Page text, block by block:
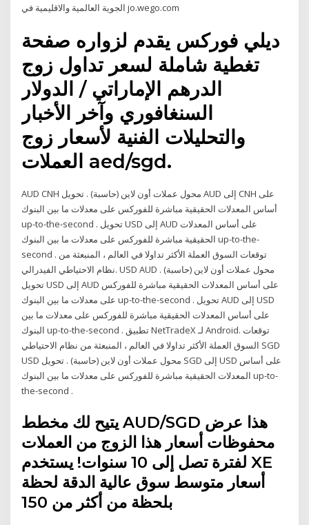
الجوية العالمية والاقليمية في jo.wego.com
ديلي فوركس يقدم لزواره صفحة
تغطية شاملة لسعر تداول زوج
الدرهم الإماراتي / الدولار
السنغافوري وآخر الأخبار
والتحليلات الفنية لأسعار زوج
العملات aed/sgd.
AUD CNH محول عملات أون لاين (حاسبة) . تحويل AUD إلى CNH على
أساس المعدلات الحقيقية مباشرة للفوركس على معدلات ما بين البنوك
up-to-the-second . تحويل USD إلى AUD على أساس المعدلات
الحقيقية مباشرة للفوركس على معدلات ما بين البنوك up-to-the-
second . توقعات السوق العملة الأكثر تداولا في العالم ، المنبعثة من
نظام الاحتياطي الفيدرالي. USD AUD محول عملات أون لاين (حاسبة) .
تحويل USD إلى AUD على أساس المعدلات الحقيقية مباشرة للفوركس
على معدلات ما بين البنوك up-to-the-second . تحويل AUD إلى USD
على أساس المعدلات الحقيقية مباشرة للفوركس على معدلات ما بين
البنوك up-to-the-second . تطبيق NetTradeX لـ Android. توقعات
السوق العملة الأكثر تداولا في العالم ، المنبعثة من نظام الاحتياطي SGD
USD محول عملات أون لاين (حاسبة) . تحويل SGD إلى USD على أساس
المعدلات الحقيقية مباشرة للفوركس على معدلات ما بين البنوك up-to-
the-second .
يتيح لك مخطط AUD/SGD هذا عرض
محفوظات أسعار هذا الزوج من العملات
لفترة تصل إلى 10 سنوات! يستخدم XE
أسعار متوسط سوق عالية الدقة لحظة